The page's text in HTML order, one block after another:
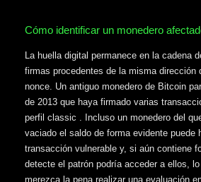
Cómo identificar un monedero
La huella digital permanece en la cadena
firmas procedentes de la misma dirección
nonce. Un antiguo monedero de Bitcoin
de 2013 que haya firmado varias
perfil classic . Incluso un monedero del
vaciado el saldo de forma evidente puede
transacción vulnerable y, si aún contiene
detecte el patrón podría acceder a ellos,
merezca la pena realizar una evaluación